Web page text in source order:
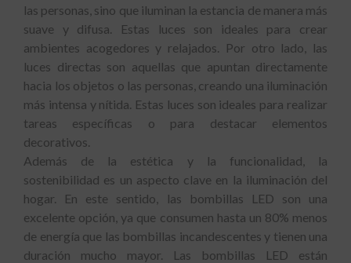
las personas, sino que iluminan la estancia de manera más
suave y difusa. Estas luces son ideales para crear
ambientes acogedores y relajados. Por otro lado, las
luces directas son aquellas que apuntan directamente
hacia los objetos o las personas, creando una iluminación
más intensa y nítida. Estas luces son ideales para realizar
tareas específicas o para destacar elementos
decorativos.
Además de la estética y la funcionalidad, la
sostenibilidad es un aspecto clave en la iluminación del
hogar. En este sentido, las bombillas LED son una
excelente opción, ya que consumen hasta un 80% menos
de energía que las bombillas incandescentes y tienen una
duración mucho mayor. Las bombillas LED están